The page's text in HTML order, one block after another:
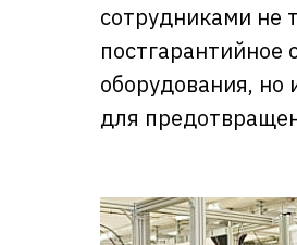
сотрудниками не
постгарантийное
оборудования,
для